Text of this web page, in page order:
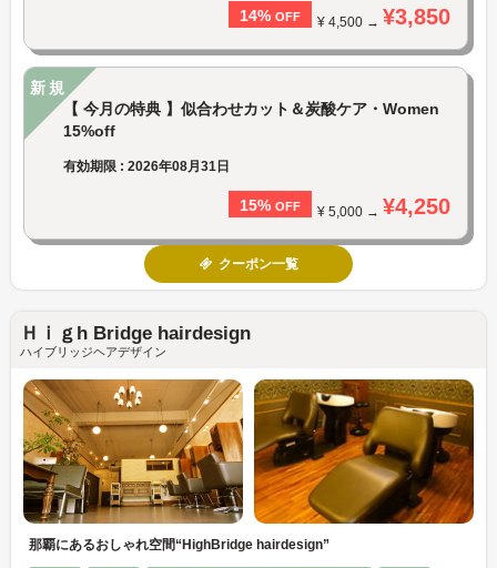
14% OFF ¥ 4,500 → ¥3,850
新規
【 今月の特典 】似合わせカット＆炭酸ケア・Women
15%off
有効期限 : 2026年08月31日
15% OFF ¥ 5,000 → ¥4,250
クーポン一覧
Ｈｉｇh Bridge hairdesign
ハイブリッジヘアデザイン
那覇にあるおしゃれ空間“HighBridge hairdesign”